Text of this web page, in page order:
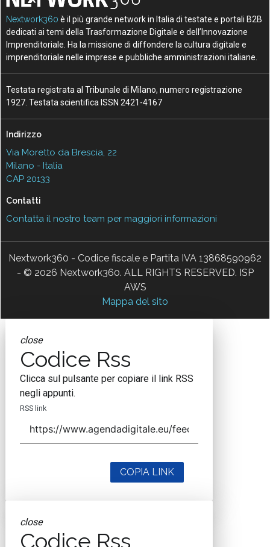
Nextwork360 è il più grande network in Italia di testate e portali B2B
dedicati ai temi della Trasformazione Digitale e dell’Innovazione
Imprenditoriale. Ha la missione di diffondere la cultura digitale e
imprenditoriale nelle imprese e pubbliche amministrazioni italiane.
Testata registrata al Tribunale di Milano, numero registrazione
1927. Testata scientifica ISSN 2421-4167
Indirizzo
Via Moretto da Brescia, 22
Milano - Italia
CAP 20133
Contatti
Contatta il nostro team per maggiori informazioni
Nextwork360 - Codice fiscale e Partita IVA 13868590962
- © 2026 Nextwork360. ALL RIGHTS RESERVED. ISP
AWS
Mappa del sito
close
Codice Rss
Clicca sul pulsante per copiare il link RSS
negli appunti.
RSS link
COPIA LINK
close
Codice Rss